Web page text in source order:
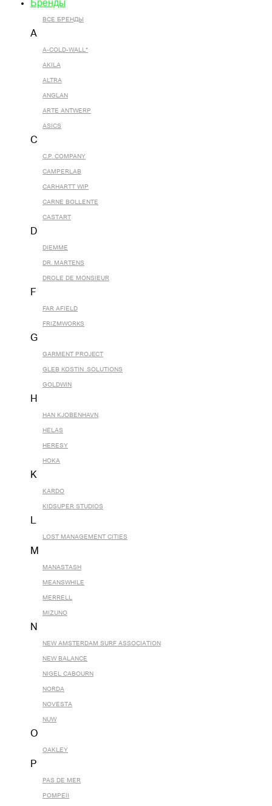
Бренды
ВСЕ БРЕНДЫ
A
A-COLD-WALL*
AKILA
ALTRA
ANGLAN
ARTE ANTWERP
ASICS
C
C.P. COMPANY
CAMPERLAB
CARHARTT WIP
CARNE BOLLENTE
CASTART
D
DIEMME
DR. MARTENS
DROLE DE MONSIEUR
F
FAR AFIELD
FRIZMWORKS
G
GARMENT PROJECT
GLEB KOSTIN .SOLUTIONS
GOLDWIN
H
HAN KJOBENHAVN
HELAS
HERESY
HOKA
K
KARDO
KIDSUPER STUDIOS
L
LOST MANAGEMENT CITIES
M
MANASTASH
MEANSWHILE
MERRELL
MIZUNO
N
NEW AMSTERDAM SURF ASSOCIATION
NEW BALANCE
NIGEL CABOURN
NORDA
NOVESTA
NUW
O
OAKLEY
P
PAS DE MER
POMPEII